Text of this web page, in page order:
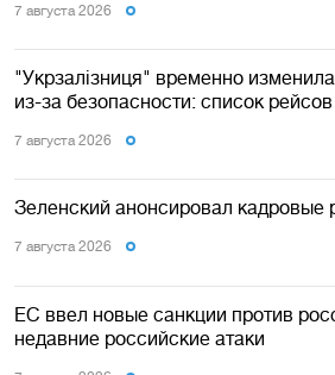
7 августа 2026
"Укрзалізниця" временно
из-за безопасности: список
7 августа 2026
Зеленский анонсировал
7 августа 2026
ЕС ввел новые санкции против
недавние российские атаки